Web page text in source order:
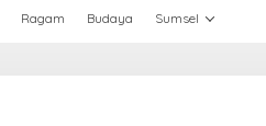
Ragam Budaya Sumsel